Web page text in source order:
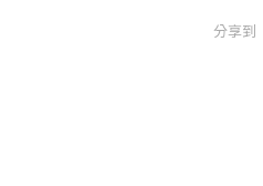
分享到